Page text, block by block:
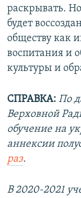
раскрывать.
будет
обществу как
воспитания и
культуры и
СПРАВКА: По
Верховной
обучение на
аннексии
раз.
В 2020-2021